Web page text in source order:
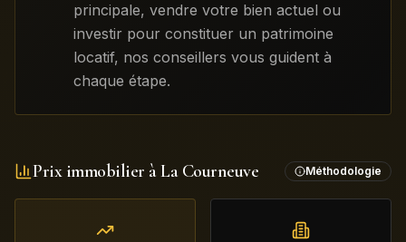
principale, vendre votre bien actuel ou
investir pour constituer un patrimoine
locatif, nos conseillers vous guident à
chaque étape.
Prix immobilier àLa Courneuve Méthodologie